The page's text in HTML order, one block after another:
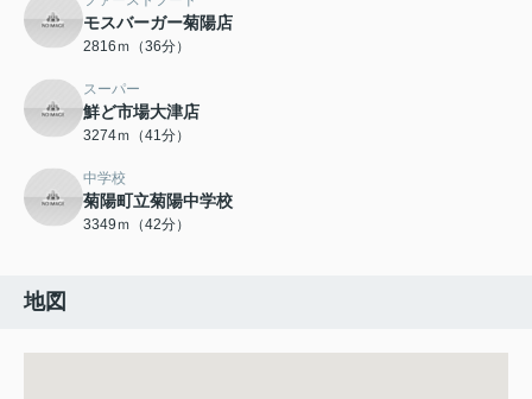
モスバーガー菊陽店
2816ｍ（36分）
スーパー
鮮ど市場大津店
3274ｍ（41分）
中学校
菊陽町立菊陽中学校
3349ｍ（42分）
地図